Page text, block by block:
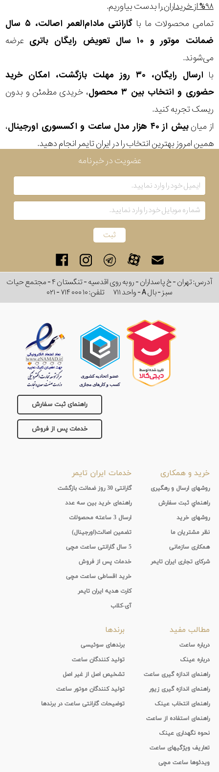
۹۸% از خریداران
را بدست بیاوریم.
تمامی محصولات ما با
گارانتی مادام‌العمر اصالت، ۵ سال
ضمانت موتور و ۱۰ سال تعویض رایگان باتری
عرضه
می‌شوند.
با
ارسال رایگان، ۳۰ روز مهلت بازگشت، امکان خرید
حضوری و انتخاب بین ۳ محصول
، خریدی مطمئن و بدون
ریسک تجربه کنید.
از میانبیش از ۴۰ هزار مدل ساعت و اکسسوری اورجینال
،
همین امروز بهترین انتخاب را در ایران تایمر انجام دهید.
ویژگی
نوع
موتور
رنگ
بکار
رفته
در
جنس
بکاررفته
نمایش
بیشتر...
عضویت در خبرنامه
آدرس: تهران - خ پاسداران - رو به روی اقدسیه - تنگستان ۴ - مجتمع حیات
سبز - بال A - واحد ۷۱۱
تلفن:۰۲۱ - ۷۱۴ ۰۰۰ ۱۰
راهنمای ثبت سفارش
خدمات پس از فروش
خرید و همکاری
روشهای ارسال و رهگیری
راهنماي ثبت سفارش
روشهای خرید
نظر مشتریان ما
همکاری سازمانی
شرکای تجاری ایران تایمر
خدمات ایران تایمر
گارانتی 30 روز ضمانت بازگشت
راهنمای خرید بین سه عدد
ارسال 3 ساعته محصولات
تضمین اصالت(اورجینال)
5 سال گارانتی ساعت مچی
خدمات پس از فروش
خرید اقساطی ساعت مچی
کارت هدیه ایران تایمر
آی-کلاب
مطالب مفید
درباره ساعت
درباره عینک
راهنمای اندازه گیری ساعت
راهنمای اندازه گیری زیور
راهنمای انتخاب عینک
راهنمای استفاده از ساعت
نحوه نگهداری عینک
تعاریف ویژگیهای ساعت
ویدئوها ساعت مچی
برندها
برندهای سوئیسی
تولید کنندگان ساعت
تشخیص اصل از غیر اصل
تولید کنندگان موتور ساعت
توضیحات گارانتی ساعت در برندها